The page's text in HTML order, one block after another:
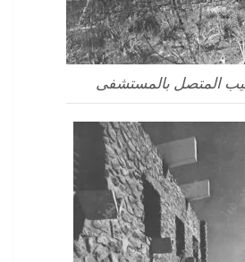
المتصل بالمستشفى